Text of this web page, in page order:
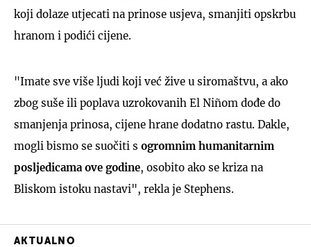
koji dolaze utjecati na prinose usjeva, smanjiti opskrbu
hranom i podići cijene.
"Imate sve više ljudi koji već žive u siromaštvu, a ako
zbog suše ili poplava uzrokovanih El Niñom dođe do
smanjenja prinosa, cijene hrane dodatno rastu. Dakle,
mogli bismo se suočiti s ogromnim humanitarnim
posljedicama ove godine, osobito ako se kriza na
Bliskom istoku nastavi", rekla je Stephens.
AKTUALNO